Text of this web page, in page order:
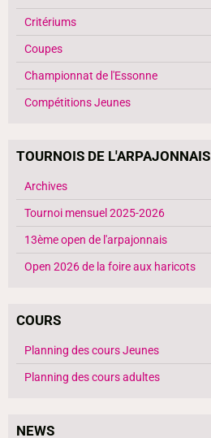
Critériums
Coupes
Championnat de l'Essonne
Compétitions Jeunes
TOURNOIS DE L'ARPAJONNAIS
Archives
Tournoi mensuel 2025-2026
13ème open de l'arpajonnais
Open 2026 de la foire aux haricots
COURS
Planning des cours Jeunes
Planning des cours adultes
NEWS